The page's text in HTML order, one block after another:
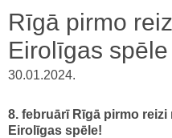
Rīgā pirmo
Eirolīgas spēle
30.01.2024.
8. februārī Rīgā pirmo
Eirolīgas spēle!